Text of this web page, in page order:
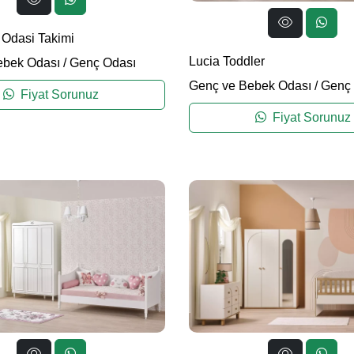
Takimi
Odası /Genç Odası
Fiyat Sorunuz
Lucia Toddler
Genç ve Bebek Odası / Genç
Fiyat Sorunuz